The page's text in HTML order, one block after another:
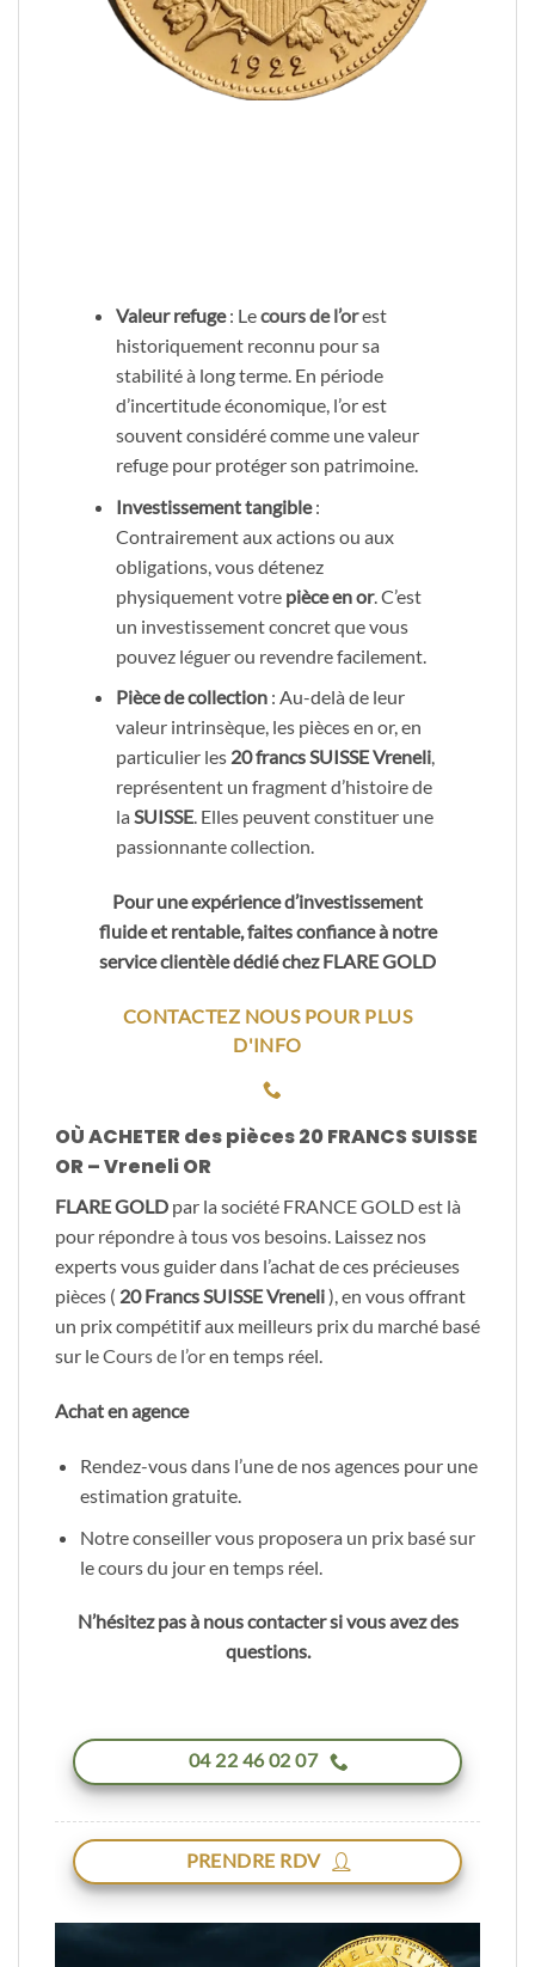
Valeur refuge: Lecours de l’orest
historiquement reconnu pour sa
stabilité à long terme. En période
d’incertitude économique, l’or est
souvent considéré comme une valeur
refuge pour protéger son patrimoine.
Investissement tangible:
Contrairement aux actions ou aux
obligations, vous détenez
physiquement votre pièce en or. C’est
un investissement concret que vous
pouvez léguer ou revendre facilement.
Pièce de collection: Au-delà de leur
valeur intrinsèque, les pièces en or, en
particulier les 20 francs SUISSE Vreneli,
représentent un fragment d’histoire de
la SUISSE. Elles peuvent constituer une
passionnante collection.
Pour une expérience d’investissement
fluide et rentable, faites confiance à notre
service clientèle dédié chez FLARE GOLD
CONTACTEZ NOUS POUR PLUS
D'INFO
OÙ ACHETER des pièces 20 FRANCS SUISSE
OR – Vreneli OR
FLARE GOLD par la société FRANCE GOLD est là
pour répondre à tous vos besoins. Laissez nos
experts vous guider dans l’achat de ces précieuses
pièces ( 20 Francs SUISSE Vreneli), en vous offrant
un prix compétitif aux meilleurs prix du marché basé
sur leCours de l’oren temps réel.
Achat en agence
Rendez-vous dans l’une de nos agences pour une
estimation gratuite.
Notre conseiller vous proposera un prix basé sur
le cours du jour en temps réel.
N’hésitez pas à nous contacter si vous avez des
questions.
04 22 46 02 07
PRENDRE RDV